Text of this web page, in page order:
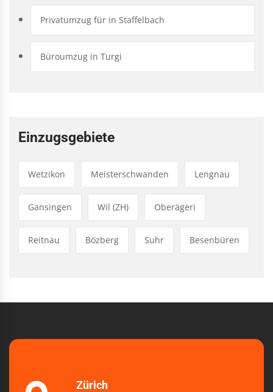
Privatumzug für in Staffelbach
Büroumzug in Turgi
Einzugsgebiete
Wetzikon Meisterschwanden Lengnau
Gansingen Wil (ZH) Oberägeri
Reitnau Bözberg Suhr Besenbüren
Zürich